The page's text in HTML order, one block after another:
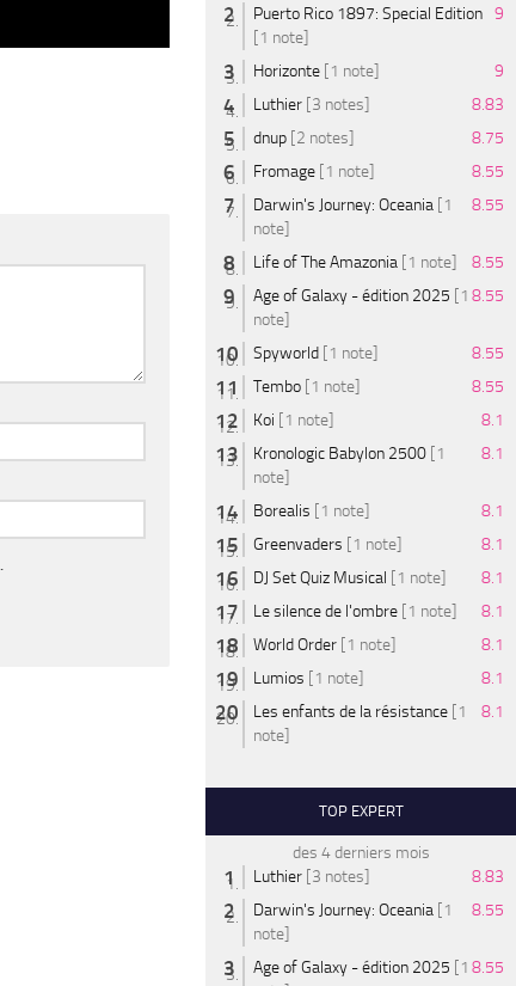
Puerto Rico 1897: Special Edition
[1 note]
9
Horizonte [1 note]
9
Luthier [3 notes]
8.83
dnup [2 notes]
8.75
Fromage [1 note]
8.55
Darwin's Journey: Oceania [1
note]
8.55
Life of The Amazonia [1 note]
8.55
Age of Galaxy - édition 2025 [1
note]
8.55
Spyworld [1 note]
8.55
Tembo [1 note]
8.55
Koi [1 note]
8.1
Kronologic Babylon 2500 [1
note]
8.1
Borealis [1 note]
8.1
Greenvaders [1 note]
8.1
DJ Set Quiz Musical [1 note]
8.1
Le silence de l'ombre [1 note]
8.1
World Order [1 note]
8.1
Lumios [1 note]
8.1
Les enfants de la résistance [1
note]
8.1
TOP EXPERT
des 4 derniers mois
Luthier [3 notes]
8.83
Darwin's Journey: Oceania [1
note]
8.55
Age of Galaxy - édition 2025 [1 8.55